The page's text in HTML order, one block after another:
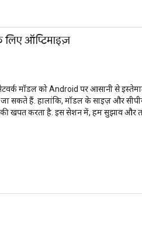
ऑप्टिमाइज़
नेटवर्क मॉडल को Android पर आसानी से
हैं. हालांकि, मॉडल के साइज़ और
की खपत करता है. इस सेशन में, हम सुझाव